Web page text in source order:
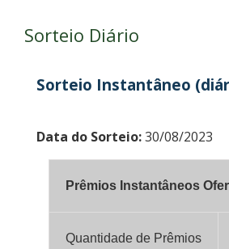
Sorteio Diário
Sorteio Instantâneo
Data do Sorteio:30/08/2023
Prêmios Instantâneos
Quantidade de Prêmios